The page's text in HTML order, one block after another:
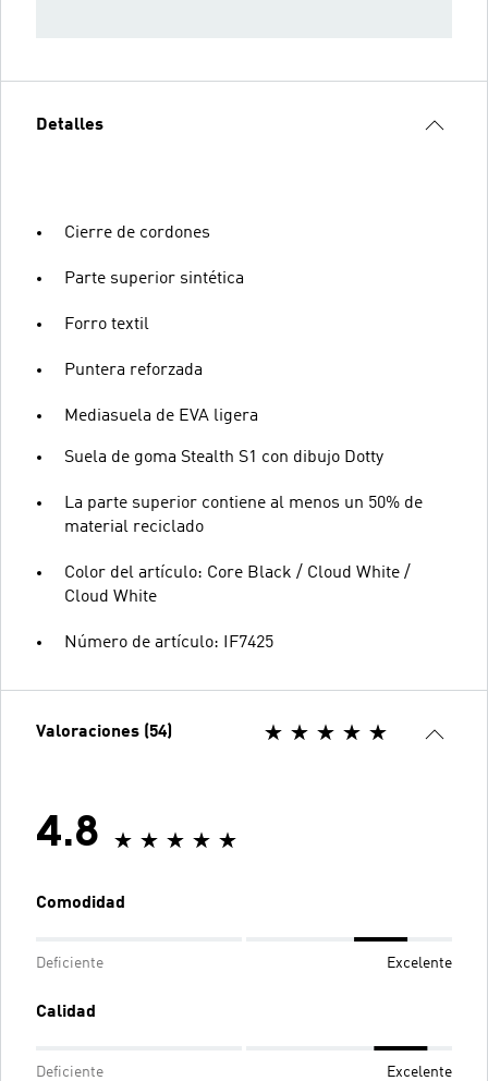
Detalles
Cierre de cordones
Parte superior sintética
Forro textil
Puntera reforzada
Mediasuela de EVA ligera
Suela de goma Stealth S1 con dibujo Dotty
La parte superior contiene al menos un 50% de
material reciclado
Color del artículo: Core Black / Cloud White /
Cloud White
Número de artículo: IF7425
Valoraciones (54)
4.8
Comodidad
Deficiente Excelente
Calidad
Deficiente Excelente